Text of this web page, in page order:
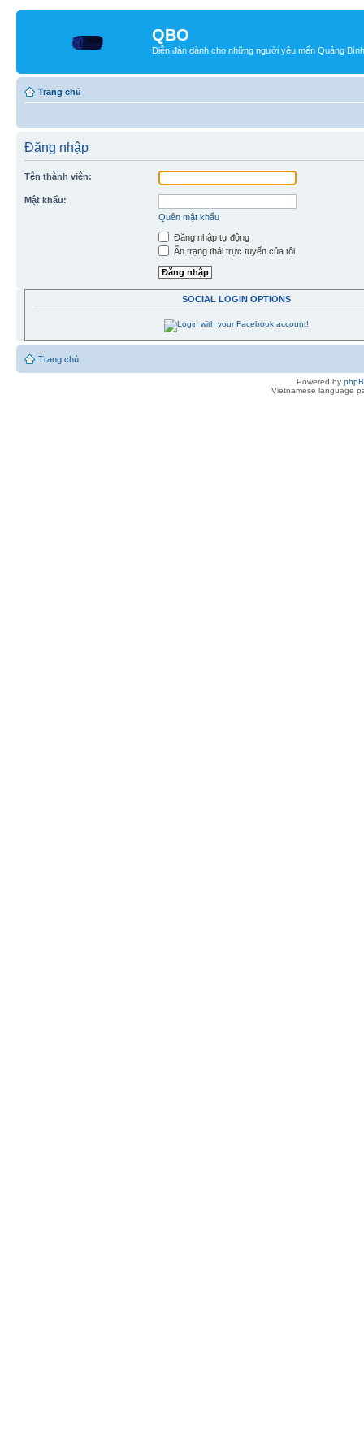
QBO
Diễn đàn dành cho những người yêu mến Quảng Bình
Trang chủ
Đăng nhập
Tên thành viên:
Mật khẩu:
Quên mật khẩu
Đăng nhập tự động
Ẩn trạng thái trực tuyến của tôi
SOCIAL LOGIN OPTIONS
Trang chủ
Powered by
Vietnamese language